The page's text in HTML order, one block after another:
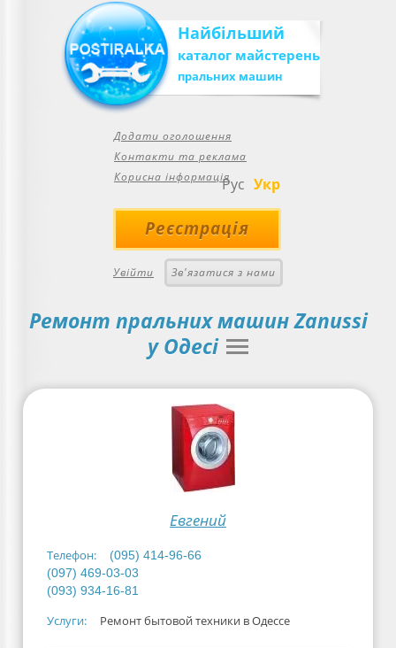
Найбільший
каталог майстерень
пральних машин
Додати оголошення
Контакти та реклама
Корисна інформаціяРус Укр
Реєстрація
Увійти Зв'язатися з нами
Ремонт пральних машин Zanussi
у Одесі
Евгений
Телефон:
(095) 414-96-66
(097) 469-03-03
(093) 934-16-81
Услуги: Ремонт бытовой техники в Одессе